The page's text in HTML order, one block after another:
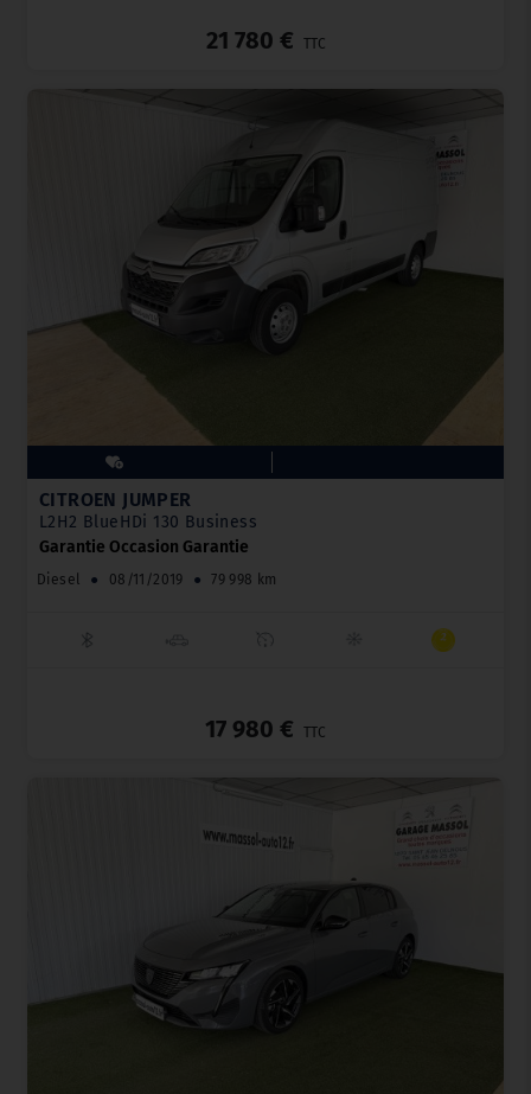
21 780 € TTC
CITROËN JUMPER
L2H2 BlueHDi 130 Business
Garantie Occasion Garantie
Diesel ● 08/11/2019 ● 79 998 km
17 980 € TTC